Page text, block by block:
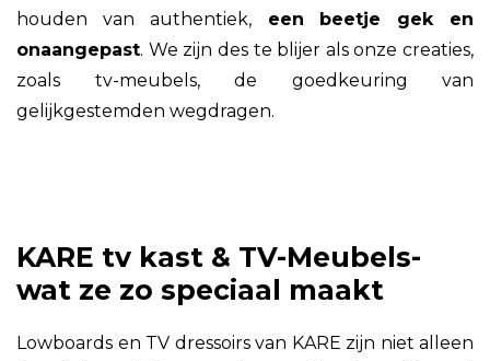
houden van authentiek,een beetje gek en
onaangepast. We zijn des te blijer als onze creaties,
zoals tv-meubels, de goedkeuring van
gelijkgestemden wegdragen.
KARE tv kast & TV-Meubels-
wat ze zo speciaal maakt
Lowboards en TV dressoirs van KARE zijn niet alleen